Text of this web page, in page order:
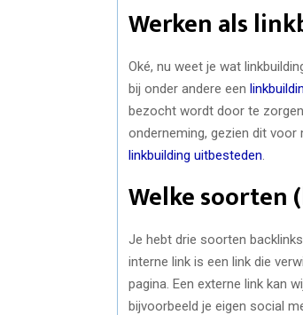
Werken als
Oké, nu weet je wat
bij onder andere een
bezocht wordt door te
onderneming, gezien dit
linkbuilding uitbesteden
Welke soorten
Je hebt drie soorten
interne link is een link die
pagina. Een externe link kan
bijvoorbeeld je eigen social